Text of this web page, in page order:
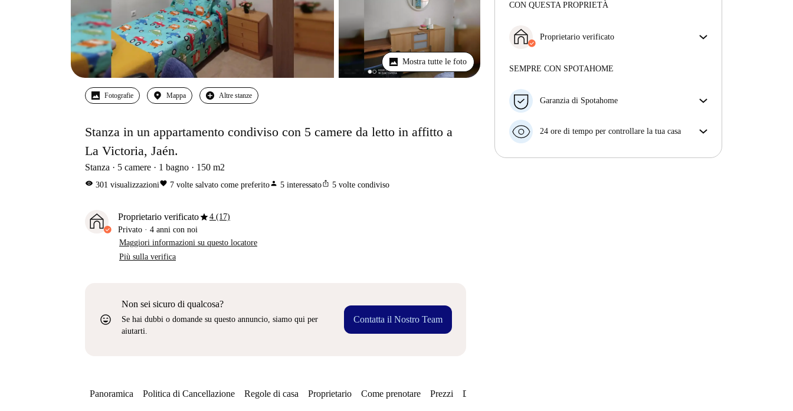
Mostra tutte le foto
Fotografie Mappa Altre stanze
Stanza in un appartamento condiviso con 5 camere da letto in affitto a
La Victoria, Jaén.
Stanza 5 camere 1 bagno 150 m2
visibility 301 visualizzazionifavorite 7 volte salvato come preferitoperson 5 interessatoios_share 5 volte condiviso
Proprietario verificatostar4 (17)
Privato · 4 anni con noi
Maggiori informazioni su questo locatore
Più sulla verifica
sentiment_very_satisfied
Non sei sicuro di qualcosa?
Se hai dubbi o domande su questo annuncio, siamo qui per
aiutarti.
Contatta il Nostro Team
CON QUESTA PROPRIETÀ
Proprietario verificato
Maggiori informazioni su questo locatore
SEMPRE CON SPOTAHOME
Garanzia di Spotahome
con breve preavviso, noi A) ti pagheremo un hotel e
B) ti rimborseremo totalmente
24 ore di tempo per controllare la tua casa
Panoramica Politica di Cancellazione Regole di casa Proprietario Come prenotare Prezzi Disponibilità